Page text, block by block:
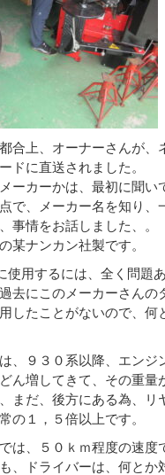
合上、オーナーさんが、
ドに直送されました。
ーカーかは、最初に聞い
で、メーカー名を知り、
事情をお話しました、。
某ナンカン社製です。
使用するには、全く問題
去にこのメーカーさんの
したことがないので、何
、９３０系以降、エンジ
ん増してきて、その重量
まだ、後方にある為、リ
の１，５倍以上です。
は、５０ｋｍ程度の速度
、ドライバーは、何とか